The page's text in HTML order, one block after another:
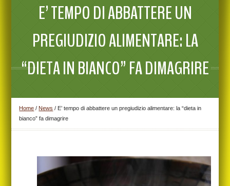
E’ TEMPO DI ABBATTERE UN
PREGIUDIZIO ALIMENTARE: LA
“DIETA IN BIANCO” FA DIMAGRIRE
Home / News / E’ tempo di abbattere un pregiudizio alimentare: la “dieta in
bianco” fa dimagrire